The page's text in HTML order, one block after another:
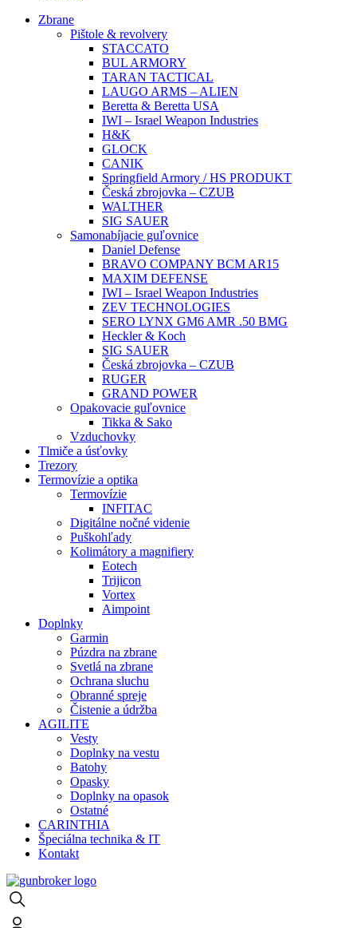
Zbrane
Pištole & revolvery
STACCATO
BUL ARMORY
TARAN TACTICAL
LAUGO ARMS – ALIEN
Beretta & Beretta USA
IWI – Israel Weapon Industries
H&K
GLOCK
CANIK
Springfield Armory / HS PRODUKT
Česká zbrojovka – CZUB
WALTHER
SIG SAUER
Samonabíjacie guľovnice
Daniel Defense
BRAVO COMPANY BCM AR15
MAXIM DEFENSE
IWI – Israel Weapon Industries
ZEV TECHNOLOGIES
SERO LYNX GM6 AMR .50 BMG
Heckler & Koch
SIG SAUER
Česká zbrojovka – CZUB
RUGER
GRAND POWER
Opakovacie guľovnice
Tikka & Sako
Vzduchovky
Tlmiče a úsťovky
Trezory
Termovízie a optika
Termovízie
INFITAC
Digitálne nočné videnie
Puškohľady
Kolimátory a magnifiery
Eotech
Trijicon
Vortex
Aimpoint
Doplnky
Garmin
Púzdra na zbrane
Svetlá na zbrane
Ochrana sluchu
Obranné spreje
Čistenie a údržba
AGILITE
Vesty
Doplnky na vestu
Batohy
Opasky
Doplnky na opasok
Ostatné
CARINTHIA
Špeciálna technika & IT
Kontakt